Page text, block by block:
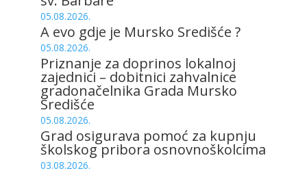
05.08.2026.
A evo gdje je Mursko Središće ?
05.08.2026.
Priznanje za doprinos lokalnoj
zajednici – dobitnici zahvalnice
gradonačelnika Grada Mursko
Središće
05.08.2026.
Grad osigurava pomoć za kupnju
školskog pribora osnovnoškolcima
03.08.2026.